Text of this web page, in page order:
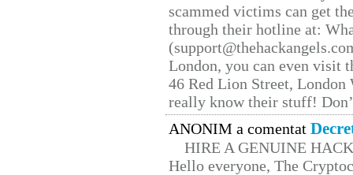
scammed victims can get
through their hotline at:
London, you can even visit
46 Red Lion Street, London
really know their stuff!
ANONIM a comentat
HIRE A GENUINE
Hello everyone, The